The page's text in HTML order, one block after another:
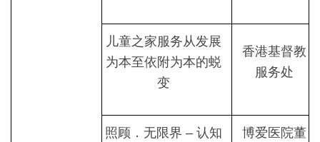
儿童之家服务从发展
为本至依附为本的蜕
变
香港基督教
服务处
照顾．无限界 – 认知
博爱医院董